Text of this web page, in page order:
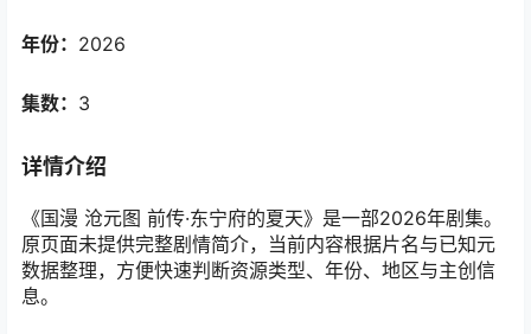
年份： 2026
集数： 3
详情介绍
《国漫 沧元图 前传·东宁府的夏天》是一部2026年剧集。
原页面未提供完整剧情简介，当前内容根据片名与已知元
数据整理，方便快速判断资源类型、年份、地区与主创信
息。